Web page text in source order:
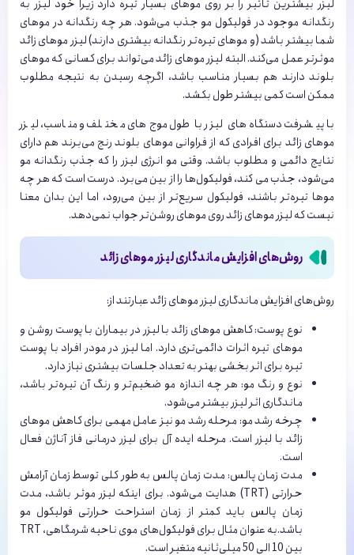
لیزر بیشترین تاثیر را بر روی موهای بسیار تیره دارد زیرا خود لیزر به
رنگدانه موجود در فولیکول مو جذب می‌شود. هر چه رنگدانه در موهای
شما بیشتر باشد (و موهای تیره‌تر رنگدانه بیشتری دارند) لیزر موهای زائد
موثرتر عمل می‌کند. البته لیزر موهای زائد می‌تواند برای کسانی که موهای
بلوند دارند هم بسیار مناسب باشد، اگرچه رسیدن به نتیجه مطلوب
ممکن است کمی بیشتر طول بکشد.
با پیشرفت دستگاه‌های لیزر با طول موج‌های مختلف و مناسب، لیزر
موهای زائد برای افرادی که از فراوانی موهای بلوند رنج می‌برند هم دارای
نتایج دائمی و مطلوب باشد. وقتی مو انرژی لیزر را که جذب رنگدانه مو
می‌شود، جذب می کند، فولیکول‌ها را از بین می‌برد. درست است که هر چه
موها تیره‌تر باشند، فولیکول سریع‌تر از بین می‌رود، اما این بدان معنا
نیست که لیزر موهای زائد روی موهای روشن‌تر جواب نمی‌دهد.
روش‌های افزایش ماندگاری لیزر موهای زائد
روش‌های افزایش ماندگاری لیزر موهای زائد عبارتند از:
نوع پوست: کاهش موهای زائد با لیزر در بیماران با پوست روشن و
موهای تیره اثرات دائمی‌تری دارد. اما لیزر در مودر افراد با پوست
تیره برای اثر بخشی بهتر به تعداد جلسات بیشتری نیاز دارد.
نوع و رنگ مو: هر چه اندازه مو ضخیم‌تر و رنگ آن تیره‌تر باشد،
ماندگاری اثر لیزر بیشتر می‌شود.
چرخه رشد مو: مرحله رشد مو نیز عامل مهمی برای کاهش موهای
زائد با لیزر است. مرحله ایده آل برای لیزر درمانی فاز آناژن فعال
است.
مدت زمان پالس: مدت زمان پالس به طور کلی توسط زمان آرامش
حرارتی (TRT) هدایت می‌شود. برای اینکه لیزر موثر باشد، مدت
زمان پالس باید کمتر از زمان استراحت حرارتی فولیکول مو
باشد.به عنوان مثال برای فولیکول‌های موی ناحیه شرمگاهی، TRT
بین 10 الی 50 میلی‌ثانیه متغیر است.